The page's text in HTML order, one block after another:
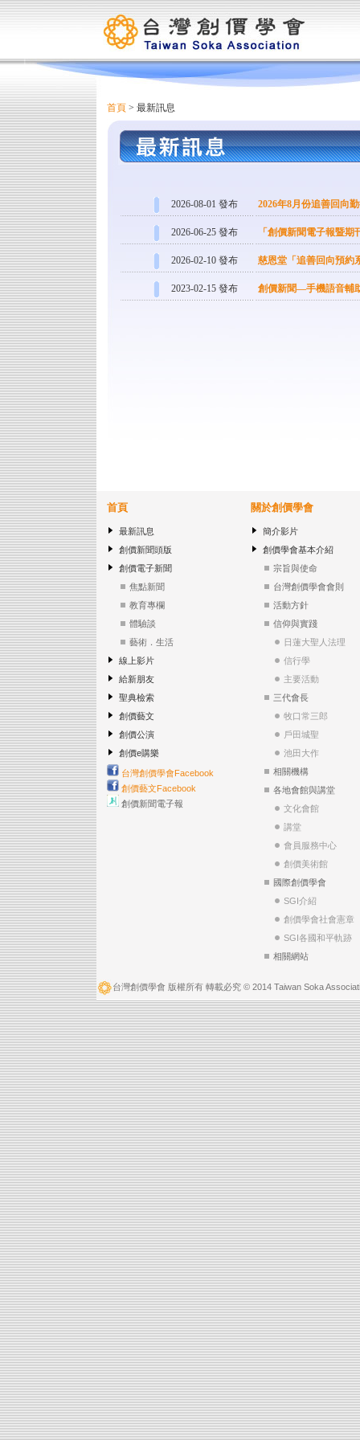
首頁> 最新訊息
2026-08-01 發布 2026年8月份追善回向
2026-06-25 發布 「創價新聞電子報暨
2026-02-10 發布 慈恩堂「追善回向預約
2023-02-15 發布 創價新聞—手機語音輔
首頁
最新訊息
創價新聞頭版
創價電子新聞
焦點新聞
教育專欄
體驗談
藝術．生活
線上影片
給新朋友
聖典檢索
創價藝文
創價公演
創價e購樂
台灣創價學會Facebook
創價藝文Facebook
創價新聞電子報
關於創價學會
簡介影片
創價學會基本介紹
宗旨與使命
台灣創價學會會則
活動方針
信仰與實踐
日蓮大聖人法理
信行學
主要活動
三代會長
牧口常三郎
戶田城聖
池田大作
相關機構
各地會館與講堂
文化會館
講堂
會員服務中心
創價美術館
國際創價學會
SGI介紹
創價學會社會憲章
SGI各國和平軌跡
相關網站
台灣創價學會 版權所有 轉載必究 © 2014 Taiwan Soka